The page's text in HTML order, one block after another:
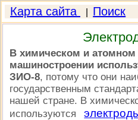
Карта сайта Поиск
В химическом и атомном
машиностроении
ЗИО-8, потому что они
государственным
нашей стране. В
используются